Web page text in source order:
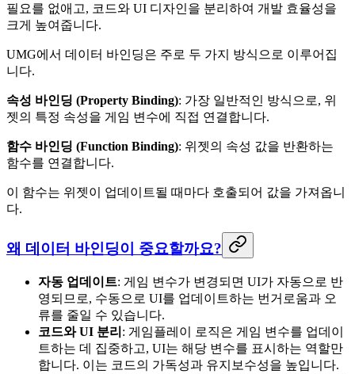
필요를 없애고, 코드와 UI 디자인을 분리하여 개발 효율성을
크게 높여줍니다.
UMG에서 데이터 바인딩은 주로 두 가지 방식으로 이루어집
니다.
속성 바인딩 (Property Binding): 가장 일반적인 방식으로, 위
젯의 특정 속성을 게임 변수에 직접 연결합니다.
함수 바인딩 (Function Binding): 위젯의 속성 값을 반환하는
함수를 연결합니다.
이 함수는 위젯이 업데이트될 때마다 호출되어 값을 가져옵니
다.
왜 데이터 바인딩이 중요할까요?
자동 업데이트: 게임 변수가 변경되면 UI가 자동으로 반
영되므로, 수동으로 UI를 업데이트하는 번거로움과 오
류를 줄일 수 있습니다.
코드와 UI 분리 : 게임플레이 로직은 게임 변수를 업데이
트하는 데 집중하고, UI는 해당 변수를 표시하는 역할만
합니다. 이는 코드의 가독성과 유지보수성을 높입니다.